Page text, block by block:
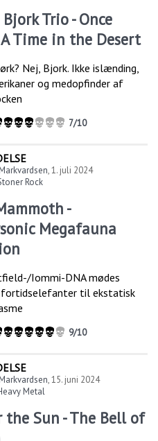
Trio - Once
Time in the Desert
Nej, Bjork. Ikke islænding,
og medopfinder af
7/10
,1. juli 2024
Rock
-
Megafauna
Iommi-DNA mødes
fortidselefanter til ekstatisk
9/10
,15. juni 2024
Metal
the Sun - The Bell of